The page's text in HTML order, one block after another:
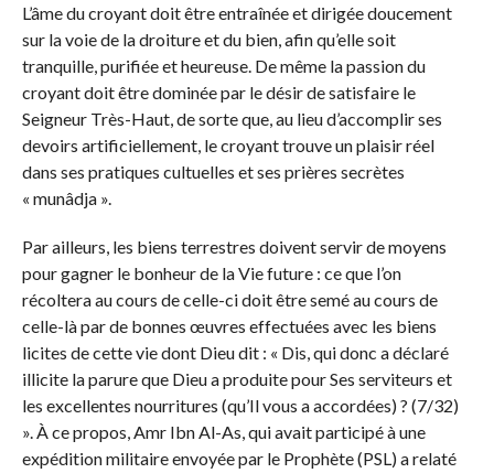
L’âme du croyant doit être entraînée et dirigée doucement
sur la voie de la droiture et du bien, afin qu’elle soit
tranquille, purifiée et heureuse. De même la passion du
croyant doit être dominée par le désir de satisfaire le
Seigneur Très-Haut, de sorte que, au lieu d’accomplir ses
devoirs artificiellement, le croyant trouve un plaisir réel
dans ses pratiques cultuelles et ses prières secrètes
« munâdja ».
Par ailleurs, les biens terrestres doivent servir de moyens
pour gagner le bonheur de la Vie future : ce que l’on
récoltera au cours de celle-ci doit être semé au cours de
celle-là par de bonnes œuvres effectuées avec les biens
licites de cette vie dont Dieu dit : « Dis, qui donc a déclaré
illicite la parure que Dieu a produite pour Ses serviteurs et
les excellentes nourritures (qu’Il vous a accordées) ? (7/32)
». À ce propos, Amr Ibn Al-As, qui avait participé à une
expédition militaire envoyée par le Prophète (PSL) a relaté